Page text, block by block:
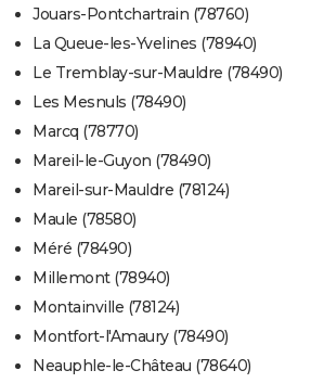
Jouars-Pontchartrain (78760)
La Queue-les-Yvelines (78940)
Le Tremblay-sur-Mauldre (78490)
Les Mesnuls (78490)
Marcq (78770)
Mareil-le-Guyon (78490)
Mareil-sur-Mauldre (78124)
Maule (78580)
Méré (78490)
Millemont (78940)
Montainville (78124)
Montfort-l'Amaury (78490)
Neauphle-le-Château (78640)